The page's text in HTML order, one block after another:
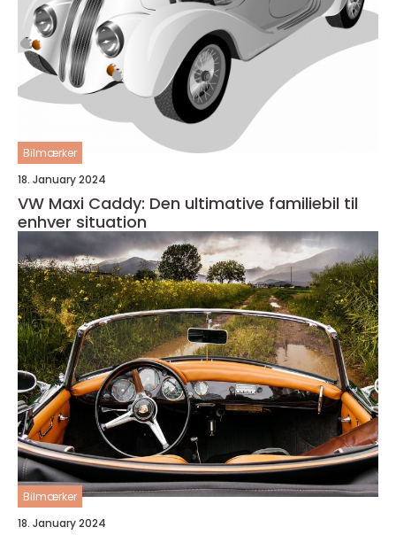
Bilmærker
18. January 2024
VW Maxi Caddy: Den ultimative familiebil til
enhver situation
Bilmærker
18. January 2024